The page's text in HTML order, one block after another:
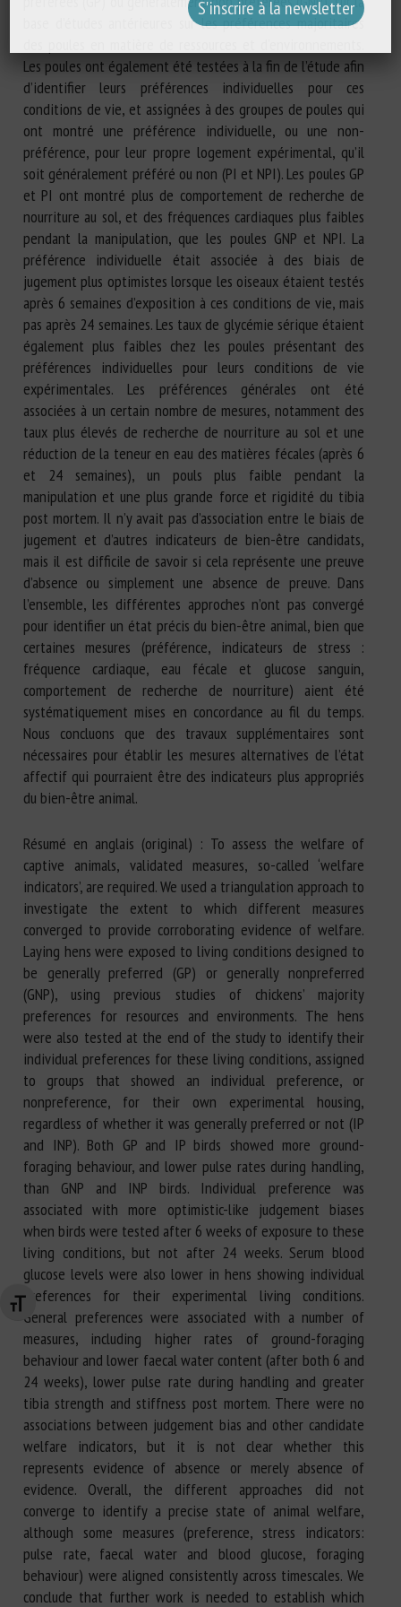
Changer la taille de la police
base d’études antérieures sur les préférences majoritaires
Les poules ont également été testées à la fin de l’étude afin
d’identifier leurs préférences individuelles pour ces
conditions de vie, et assignées à des groupes de poules qui
ont montré une préférence individuelle, ou une non-
préférence, pour leur propre logement expérimental, qu’il
soit généralement préféré ou non (PI et NPI). Les poules GP
et PI ont montré plus de comportement de recherche de
nourriture au sol, et des fréquences cardiaques plus faibles
pendant la manipulation, que les poules GNP et NPI. La
préférence individuelle était associée à des biais de
jugement plus optimistes lorsque les oiseaux étaient testés
après 6 semaines d’exposition à ces conditions de vie, mais
pas après 24 semaines. Les taux de glycémie sérique étaient
également plus faibles chez les poules présentant des
préférences individuelles pour leurs conditions de vie
expérimentales. Les préférences générales ont été
associées à un certain nombre de mesures, notamment des
taux plus élevés de recherche de nourriture au sol et une
réduction de la teneur en eau des matières fécales (après 6
et 24 semaines), un pouls plus faible pendant la
manipulation et une plus grande force et rigidité du tibia
post mortem. Il n’y avait pas d’association entre le biais de
jugement et d’autres indicateurs de bien-être candidats,
mais il est difficile de savoir si cela représente une preuve
d’absence ou simplement une absence de preuve. Dans
l’ensemble, les différentes approches n’ont pas convergé
pour identifier un état précis du bien-être animal, bien que
certaines mesures (préférence, indicateurs de stress :
fréquence cardiaque, eau fécale et glucose sanguin,
comportement de recherche de nourriture) aient été
systématiquement mises en concordance au fil du temps.
Nous concluons que des travaux supplémentaires sont
nécessaires pour établir les mesures alternatives de l’état
affectif qui pourraient être des indicateurs plus appropriés
du bien-être animal.
Résumé en anglais (original) : To assess the welfare of
captive animals, validated measures, so-called ‘welfare
indicators’, are required. We used a triangulation approach to
investigate the extent to which different measures
converged to provide corroborating evidence of welfare.
Laying hens were exposed to living conditions designed to
be generally preferred (GP) or generally nonpreferred
(GNP), using previous studies of chickens’ majority
preferences for resources and environments. The hens
were also tested at the end of the study to identify their
individual preferences for these living conditions, assigned
to groups that showed an individual preference, or
nonpreference, for their own experimental housing,
regardless of whether it was generally preferred or not (IP
and INP). Both GP and IP birds showed more ground-
foraging behaviour, and lower pulse rates during handling,
than GNP and INP birds. Individual preference was
associated with more optimistic-like judgement biases
when birds were tested after 6 weeks of exposure to these
living conditions, but not after 24 weeks. Serum blood
glucose levels were also lower in hens showing individual
preferences for their experimental living conditions.
General preferences were associated with a number of
measures, including higher rates of ground-foraging
behaviour and lower faecal water content (after both 6 and
24 weeks), lower pulse rate during handling and greater
tibia strength and stiffness post mortem. There were no
associations between judgement bias and other candidate
welfare indicators, but it is not clear whether this
represents evidence of absence or merely absence of
evidence. Overall, the different approaches did not
converge to identify a precise state of animal welfare,
although some measures (preference, stress indicators:
pulse rate, faecal water and blood glucose, foraging
behaviour) were aligned consistently across timescales. We
conclude that further work is needed to establish which